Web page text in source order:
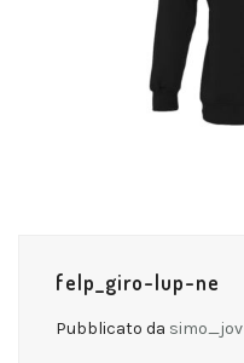
felp_giro-lup-ne
Pubblicato da simo_jov